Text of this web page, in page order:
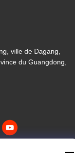
ville de Dagang,
du Guangdong,